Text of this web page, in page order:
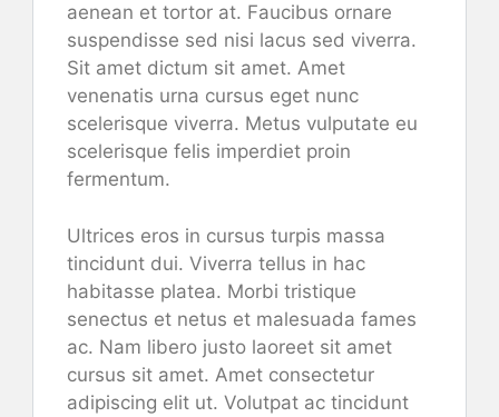
aenean et tortor at. Faucibus ornare
suspendisse sed nisi lacus sed viverra.
Sit amet dictum sit amet. Amet
venenatis urna cursus eget nunc
scelerisque viverra. Metus vulputate eu
scelerisque felis imperdiet proin
fermentum.
Ultrices eros in cursus turpis massa
tincidunt dui. Viverra tellus in hac
habitasse platea. Morbi tristique
senectus et netus et malesuada fames
ac. Nam libero justo laoreet sit amet
cursus sit amet. Amet consectetur
adipiscing elit ut. Volutpat ac tincidunt